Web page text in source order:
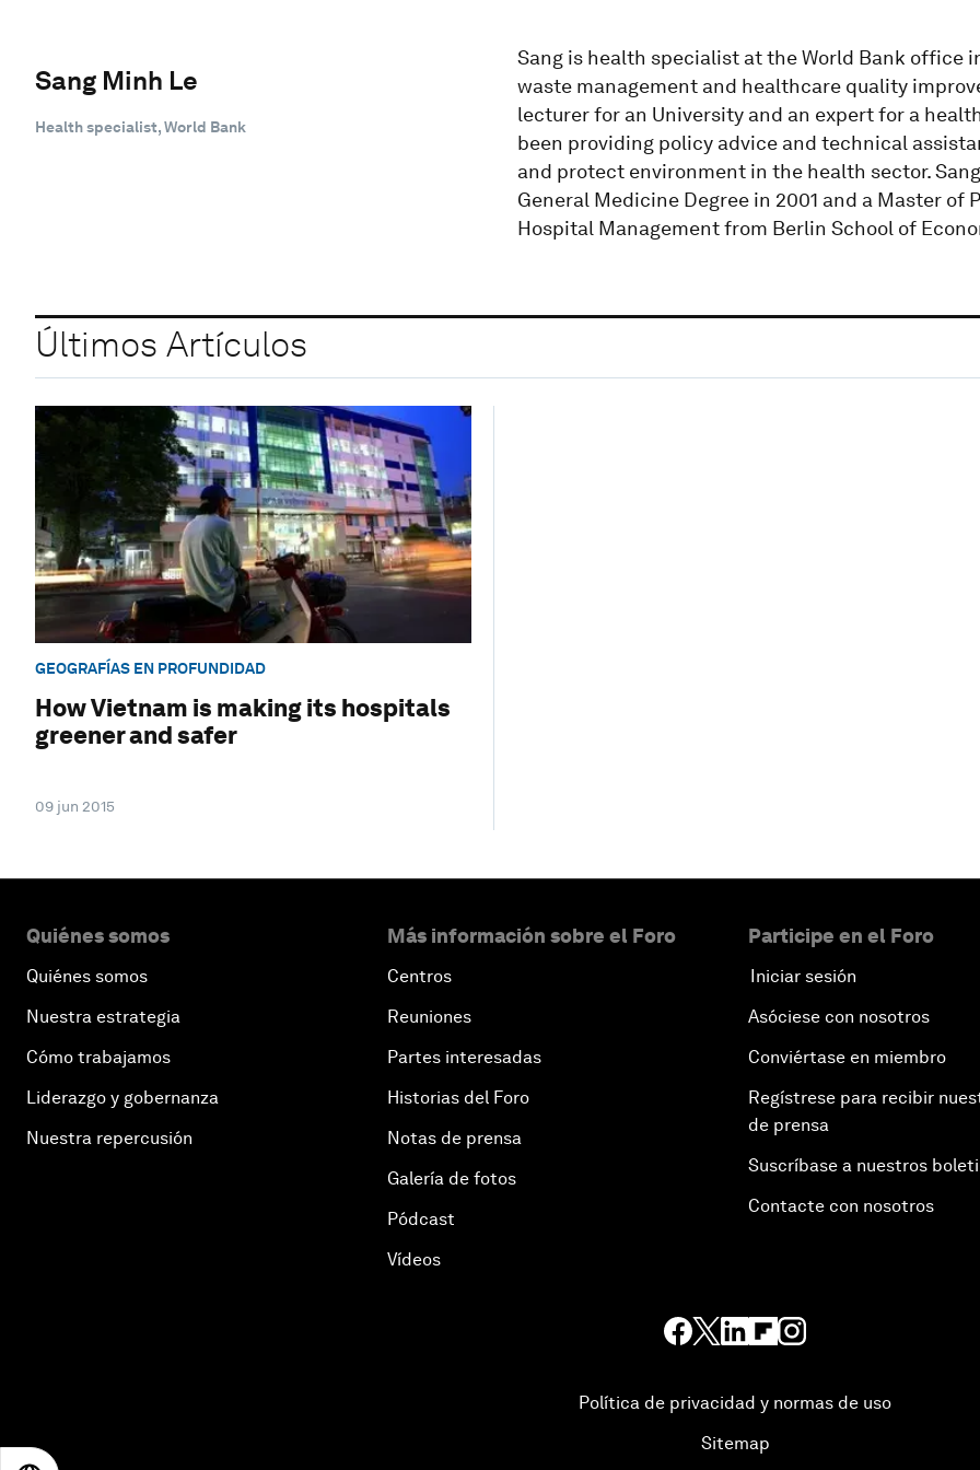
Sang Minh Le
Health specialist, World Bank
Sang is health specialist at the World Bank office
waste management and healthcare quality
lecturer for an University and an expert for a
been providing policy advice and technical
and protect environment in the health sector.
General Medicine Degree in 2001 and a Master of
Hospital Management from Berlin School of
Últimos Artículos
GEOGRAFÍAS EN PROFUNDIDAD
How Vietnam is making its hospitals
greener and safer
09 jun 2015
Quiénes somos
Quiénes somos
Nuestra estrategia
Cómo trabajamos
Liderazgo y gobernanza
Nuestra repercusión
Más información sobre el Foro
Centros
Reuniones
Partes interesadas
Historias del Foro
Notas de prensa
Galería de fotos
Pódcast
Vídeos
Participe en el Foro
Iniciar sesión
Asóciese con nosotros
Conviértase en miembro
Regístrese para recibir
de prensa
Suscríbase a nuestros
Contacte con nosotros
Política de privacidad y normas de uso
Sitemap